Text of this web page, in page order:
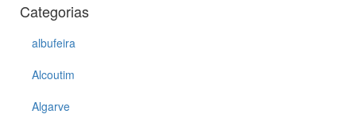
Categorias
albufeira
Alcoutim
Algarve